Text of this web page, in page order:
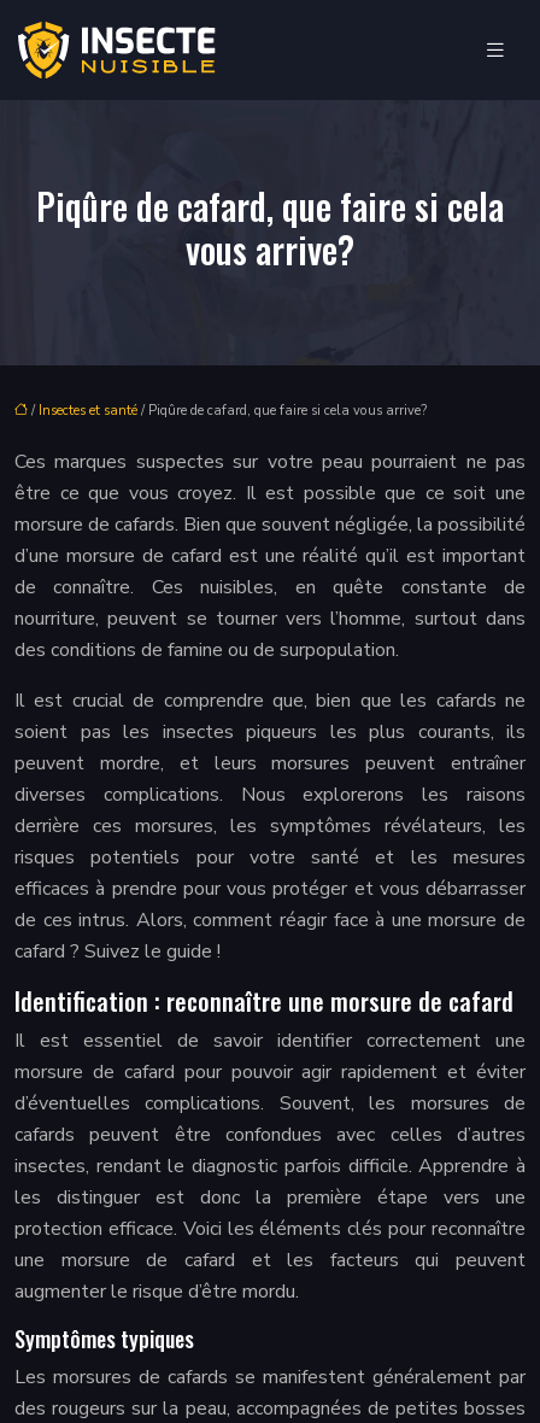
Piqûre de cafard, que faire si cela
vous arrive?
/ Insectes et santé / Piqûre de cafard, que faire si cela vous arrive?
Ces marques suspectes sur votre peau pourraient ne pas
être ce que vous croyez. Il est possible que ce soit une
morsure de cafards. Bien que souvent négligée, la possibilité
d’une morsure de cafard est une réalité qu’il est important
de connaître. Ces nuisibles, en quête constante de
nourriture, peuvent se tourner vers l’homme, surtout dans
des conditions de famine ou de surpopulation.
Il est crucial de comprendre que, bien que les cafards ne
soient pas les insectes piqueurs les plus courants, ils
peuvent mordre, et leurs morsures peuvent entraîner
diverses complications. Nous explorerons les raisons
derrière ces morsures, les symptômes révélateurs, les
risques potentiels pour votre santé et les mesures
efficaces à prendre pour vous protéger et vous débarrasser
de ces intrus. Alors, comment réagir face à une morsure de
cafard ? Suivez le guide !
Identification : reconnaître une morsure de cafard
Il est essentiel de savoir identifier correctement une
morsure de cafard pour pouvoir agir rapidement et éviter
d’éventuelles complications. Souvent, les morsures de
cafards peuvent être confondues avec celles d’autres
insectes, rendant le diagnostic parfois difficile. Apprendre à
les distinguer est donc la première étape vers une
protection efficace. Voici les éléments clés pour reconnaître
une morsure de cafard et les facteurs qui peuvent
augmenter le risque d’être mordu.
Symptômes typiques
Les morsures de cafards se manifestent généralement par
des rougeurs sur la peau, accompagnées de petites bosses